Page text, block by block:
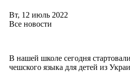
Вт, 12 июль 2022
Все новости
В нашей школе сегодня
чешского языка для детей из